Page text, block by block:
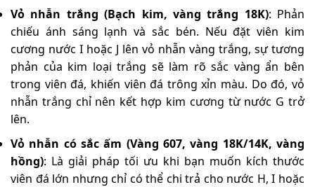
Vỏ nhẫn trắng (Bạch kim, vàng trắng 18K): Phản
chiếu ánh sáng lạnh và sắc bén. Nếu đặt viên kim
cương nước I hoặc J lên vỏ nhẫn vàng trắng, sự tương
phản của kim loại trắng sẽ làm rõ sắc vàng ẩn bên
trong viên đá, khiến viên đá trông xỉn màu. Do đó, vỏ
nhẫn trắng chỉ nên kết hợp kim cương từ nước G trở
lên.
Vỏ nhẫn có sắc ấm (Vàng 607, vàng 18K/14K, vàng
hồng): Là giải pháp tối ưu khi bạn muốn kích thước
viên đá lớn nhưng chỉ có thể chi trả cho nước H, I hoặc